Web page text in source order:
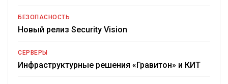
БЕЗОПАСНОСТЬ
Новый релиз Security Vision
СЕРВЕРЫ
Инфраструктурные решения «Гравитон» и КИТ